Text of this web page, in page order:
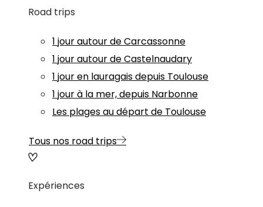
Road trips
1 jour autour de Carcassonne
1 jour autour de Castelnaudary
1 jour en lauragais depuis Toulouse
1 jour à la mer, depuis Narbonne
Les plages au départ de Toulouse
Tous nos road trips
Expériences